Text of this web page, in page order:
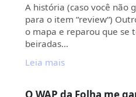
A história (caso você não
para o item “review“)
o mapa e reparou que se
beiradas…
Leia mais